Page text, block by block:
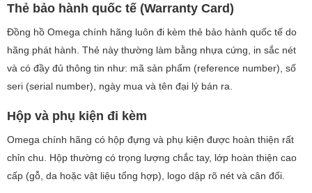
Thẻ bảo hành quốc tế (Warranty Card)
Đồng hồ Omega chính hãng luôn đi kèm thẻ bảo hành quốc tế do
hãng phát hành. Thẻ này thường làm bằng nhựa cứng, in sắc nét
và có đầy đủ thông tin như: mã sản phẩm (reference number), số
seri (serial number), ngày mua và tên đại lý bán ra.
Hộp và phụ kiện đi kèm
Omega chính hãng có hộp đựng và phụ kiện được hoàn thiện rất
chỉn chu. Hộp thường có trọng lượng chắc tay, lớp hoàn thiện cao
cấp (gỗ, da hoặc vật liệu tổng hợp), logo dập rõ nét và cân đối.